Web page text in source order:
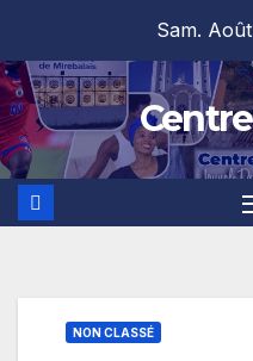
content
Sam.
NON CLASSÉ